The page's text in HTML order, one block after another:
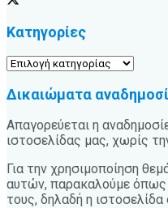
Κατηγορίες
Κατηγορίες
Δικαιώματα
Απαγορεύεται η
ιστοσελίδας μας, χωρίς
Για την χρησιμοποίηση
αυτών, παρακαλούμε όπως
τους, δηλαδή η ιστοσελίδα